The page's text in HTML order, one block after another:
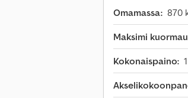
Omamassa: 870
Maksimi
Kokonaispaino: